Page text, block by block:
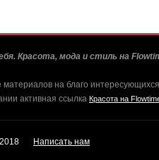
Красота, мода и стиль на
материалов на благо
активная ссылка Красота на
Написать нам